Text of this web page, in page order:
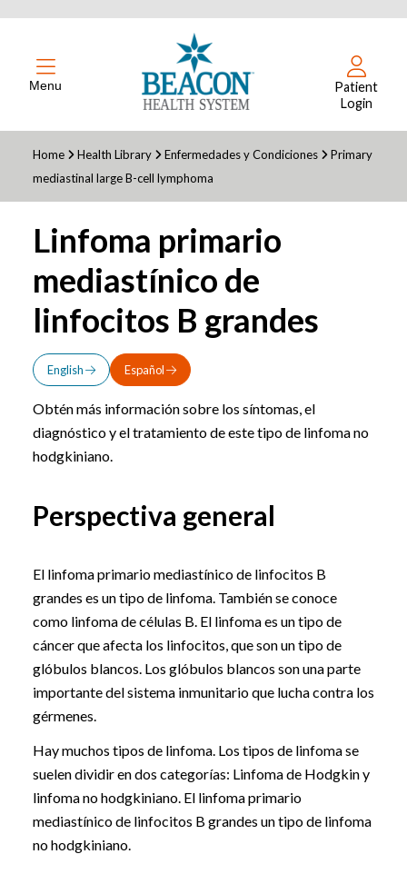
Menu
Patient
Login
Home Health Library Enfermedades y Condiciones
Primary
mediastinal large B-cell lymphoma
Linfoma primario
mediastínico de
linfocitos B grandes
English Español
Obtén más información sobre los síntomas, el
diagnóstico y el tratamiento de este tipo de linfoma no
hodgkiniano.
Perspectiva general
El linfoma primario mediastínico de linfocitos B
grandes es un tipo de linfoma. También se conoce
como linfoma de células B. El linfoma es un tipo de
cáncer que afecta los linfocitos, que son un tipo de
glóbulos blancos. Los glóbulos blancos son una parte
importante del sistema inmunitario que lucha contra los
gérmenes.
Hay muchos tipos de linfoma. Los tipos de linfoma se
suelen dividir en dos categorías: Linfoma de Hodgkin y
linfoma no hodgkiniano. El linfoma primario
mediastínico de linfocitos B grandes un tipo de linfoma
no hodgkiniano.